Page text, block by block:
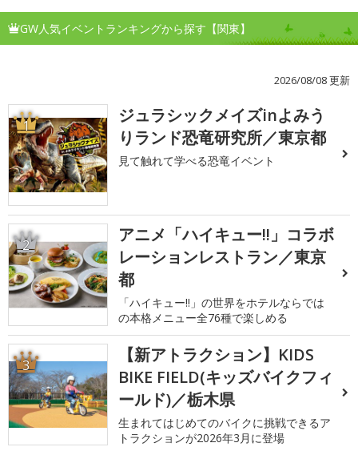
GW人気イベントランキングから探す【関東】
2026/08/08 更新
1
ジュラシックメイズinよみう
りランド恐竜研究所／東京都
見て触れて学べる恐竜イベント
2
アニメ「ハイキュー!!」コラボ
レーションレストラン／東京
都
「ハイキュー!!」の世界をホテルならでは
の本格メニュー全76種で楽しめる
3
【新アトラクション】KIDS
BIKE FIELD(キッズバイクフィ
ールド)／栃木県
生まれてはじめてのバイクに挑戦できるア
トラクションが2026年3月に登場